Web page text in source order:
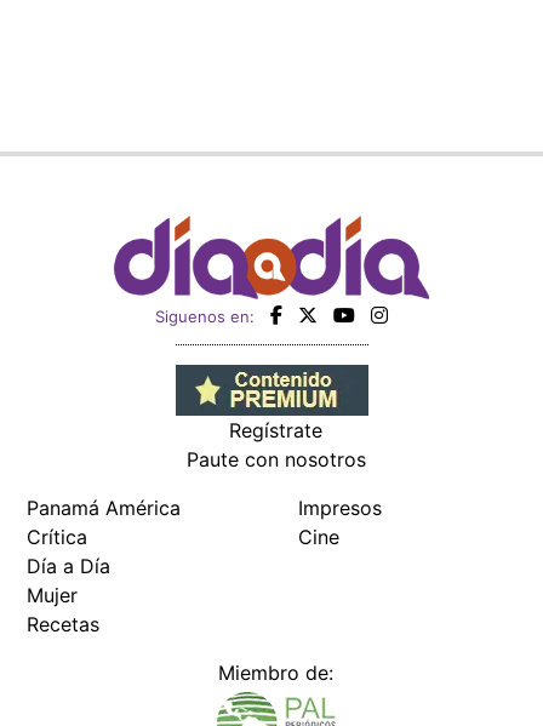
Siguenos en:
Regístrate
Paute con nosotros
Panamá América
Crítica
Día a Día
Mujer
Recetas
Impresos
Cine
Miembro de: